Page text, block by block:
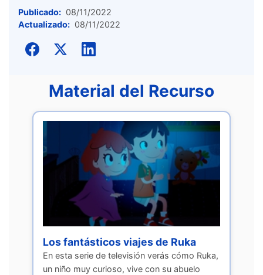
Publicado: 08/11/2022
Actualizado: 08/11/2022
Material del Recurso
Los fantásticos viajes de Ruka
En esta serie de televisión verás cómo Ruka,
un niño muy curioso, vive con su abuelo